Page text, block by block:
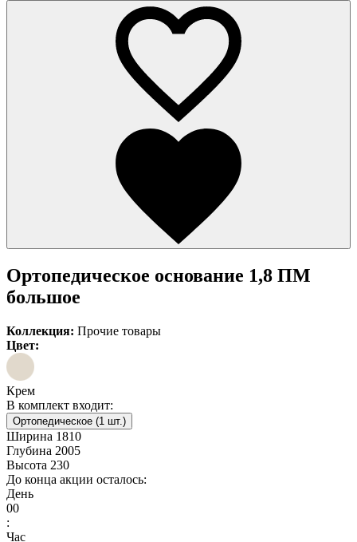
Ортопедическое основание 1,8 ПМ
большое
Коллекция: Прочие товары
Цвет:
Крем
В комплект входит:
Ортопедическое (1 шт.)
Ширина 1810
Глубина 2005
Высота 230
До конца акции осталось:
День
00
:
Час